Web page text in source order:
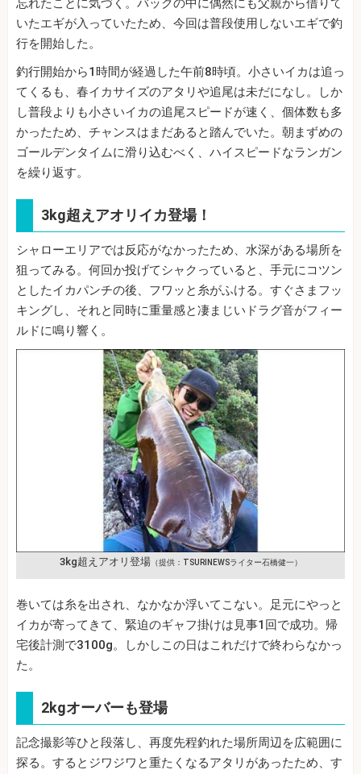
いたエギが入っていたため、今回は普段使用しないエギで釣
行を開始した。
釣行開始から1時間が経過した午前8時頃。小さいイカは追っ
てくるも、春イカサイズのアタリや追尾は未だになし。しか
し普段よりも小さいイカの追尾スピードが速く、個体数も多
かったため、チャンスはまだあると踏んでいた。朝まずめの
ゴールデンタイムに滑り込むべく、ハイスピードなランガン
を繰り返す。
3kg超えアオリイカ登場！
シャローエリアでは反応がなかったため、水深がある場所を
狙ってみる。何回か投げてシャクっていると、手元にコツン
としたイカパンチの後、フワッと糸がふける。すぐさまフッ
キングし、それと同時に重量感と凄まじいドラグ音がフィー
ルドに鳴り響く。
3kg超えアオリ登場（提供：TSURINEWSライター石橋健一）
巻いては糸を出され、なかなか浮いてこない。足元にやっと
イカが寄ってきて、緊迫のギャフ掛けは見事1回で成功。帰
宅後計測で3100g。しかしこの日はこれだけで終わらなかっ
た。
2kgオーバーも登場
記念撮影等ひと段落し、再度先程釣れた場所周辺を広範囲に
探る。するとジワジワと重たくなるアタリがあったため、す